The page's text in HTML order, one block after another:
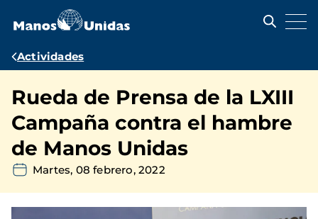
contenido
Ruta
navegación
Actividades
Rueda de Prensa de la LXIII
Campaña contra el hambre
de Manos Unidas
Martes, 08 febrero, 2022